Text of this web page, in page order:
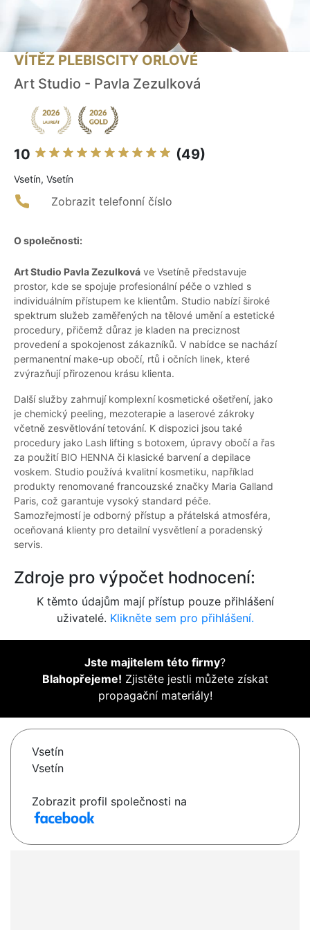
VÍTĚZ PLEBISCITY ORLOVÉ
Art Studio - Pavla Zezulková
10 (49)
Vsetín, Vsetín
Zobrazit telefonní číslo
O společnosti:
Art Studio Pavla Zezulková ve Vsetíně představuje
prostor, kde se spojuje profesionální péče o vzhled s
individuálním přístupem ke klientům. Studio nabízí široké
spektrum služeb zaměřených na tělové umění a estetické
procedury, přičemž důraz je kladen na preciznost
provedení a spokojenost zákazníků. V nabídce se nachází
permanentní make-up obočí, rtů i očních linek, které
zvýrazňují přirozenou krásu klienta.
Další služby zahrnují komplexní kosmetické ošetření, jako
je chemický peeling, mezoterapie a laserové zákroky
včetně zesvětlování tetování. K dispozici jsou také
procedury jako Lash lifting s botoxem, úpravy obočí a řas
za použití BIO HENNA či klasické barvení a depilace
voskem. Studio používá kvalitní kosmetiku, například
produkty renomované francouzské značky Maria Galland
Paris, což garantuje vysoký standard péče.
Samozřejmostí je odborný přístup a přátelská atmosféra,
oceňovaná klienty pro detailní vysvětlení a poradenský
servis.
Zdroje pro výpočet hodnocení:
K těmto údajům mají přístup pouze přihlášení
uživatelé. Klikněte sem pro přihlášení.
Jste majitelem této firmy?
Blahopřejeme! Zjistěte jestli můžete získat
propagační materiály!
Vsetín
Vsetín
Zobrazit profil společnosti na